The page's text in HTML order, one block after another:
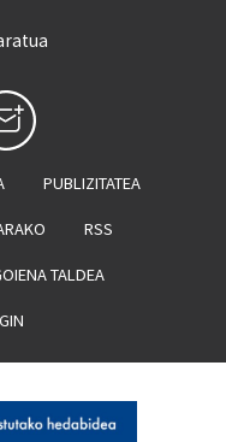
PUBLIZITATEA
RSS
TALDEA